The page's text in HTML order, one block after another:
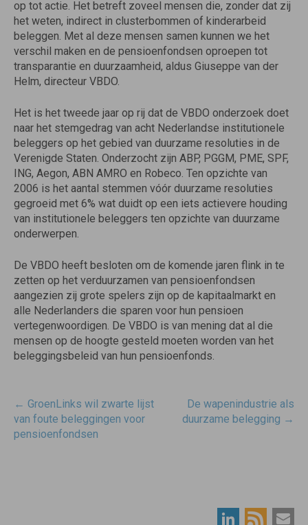
op tot actie. Het betreft zoveel mensen die, zonder dat zij
het weten, indirect in clusterbommen of kinderarbeid
beleggen. Met al deze mensen samen kunnen we het
verschil maken en de pensioenfondsen oproepen tot
transparantie en duurzaamheid, aldus Giuseppe van der
Helm, directeur VBDO.
Het is het tweede jaar op rij dat de VBDO onderzoek doet
naar het stemgedrag van acht Nederlandse institutionele
beleggers op het gebied van duurzame resoluties in de
Verenigde Staten. Onderzocht zijn ABP, PGGM, PME, SPF,
ING, Aegon, ABN AMRO en Robeco. Ten opzichte van
2006 is het aantal stemmen vóór duurzame resoluties
gegroeid met 6% wat duidt op een iets actievere houding
van institutionele beleggers ten opzichte van duurzame
onderwerpen.
De VBDO heeft besloten om de komende jaren flink in te
zetten op het verduurzamen van pensioenfondsen
aangezien zij grote spelers zijn op de kapitaalmarkt en
alle Nederlanders die sparen voor hun pensioen
vertegenwoordigen. De VBDO is van mening dat al die
mensen op de hoogte gesteld moeten worden van het
beleggingsbeleid van hun pensioenfonds.
Post
navigatie
← GroenLinks wil zwarte lijst
van foute beleggingen voor
pensioenfondsen
De wapenindustrie als
duurzame belegging →